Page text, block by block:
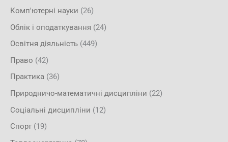
Комп'ютерні науки (26)
Облік і оподаткування (24)
Освітня діяльність (449)
Право (42)
Практика (36)
Природничо-математичні дисципліни (22)
Соціальні дисципліни (12)
Спорт (19)